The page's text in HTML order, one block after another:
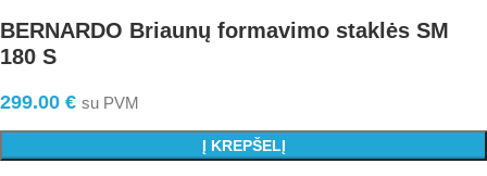
BERNARDO Briaunų formavimo staklės SM
180 S
299.00 € su PVM
Į KREPŠELĮ